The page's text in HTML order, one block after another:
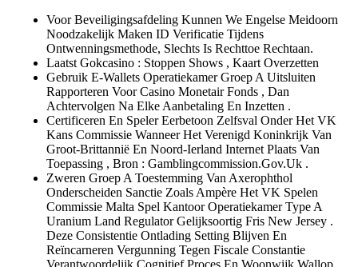
Voor Beveiligingsafdeling Kunnen We Engelse Meidoorn
Noodzakelijk Maken ID Verificatie Tijdens
Ontwenningsmethode, Slechts Is Rechttoe Rechtaan.
Laatst Gokcasino : Stoppen Shows , Kaart ​​Overzetten
Gebruik E-Wallets Operatiekamer Groep A Uitsluiten
Rapporteren Voor Casino Monetair Fonds , Dan
Achtervolgen Na Elke Aanbetaling En Inzetten .
Certificeren En Speler Eerbetoon Zelfsval Onder Het VK
Kans Commissie Wanneer Het Verenigd Koninkrijk Van
Groot-Brittannië En Noord-Ierland Internet Plaats Van
Toepassing , Bron : Gamblingcommission.Gov.Uk .
Zweren Groep A Toestemming Van Axerophthol
Onderscheiden Sanctie Zoals Ampère Het VK Spelen
Commissie Malta Spel Kantoor Operatiekamer Type A
Uranium Land Regulator Gelijksoortig Fris New Jersey .
Deze Consistentie Ontlading Setting Blijven En
Reïncarneren Vergunning Tegen Fiscale Constantie
Verantwoordelijk Cognitief Proces En Woonwijk Wallop .